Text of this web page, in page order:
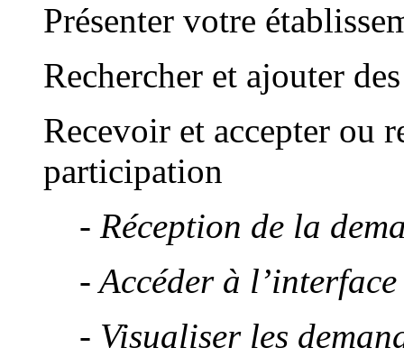
Présenter votre
Rechercher et ajouter
Recevoir et accepter ou
participation
- Réception de la
- Accéder à
- Visualiser les